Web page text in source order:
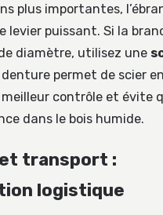
plus importantes,
levier puissant. Si la
diamètre, utilisez une
denture permet de scier
contrôle et évite
dans le bois humide.
transport :
logistique